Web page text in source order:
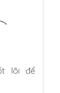
lõi để